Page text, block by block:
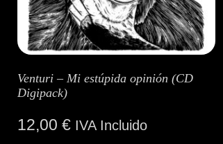
Venturi – Mi estúpida opinión (CD
Digipack)
12,00 € IVA Incluido